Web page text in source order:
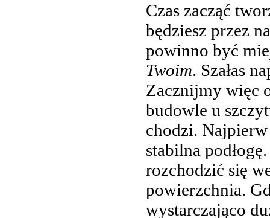
Czas zacząć
będziesz przez
powinno być
Twoim. Szałas
Zacznijmy więc
budowle u
chodzi. Najpierw
stabilna
rozchodzić się
powierzchnia.
wystarczająco